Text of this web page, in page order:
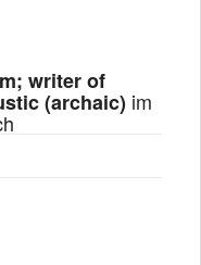
writer of
(archaic) im